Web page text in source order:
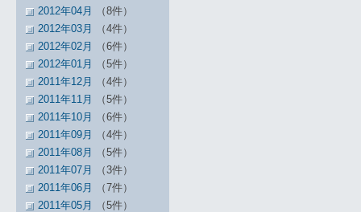
2012年04月
（8件）
2012年03月
（4件）
2012年02月
（6件）
2012年01月
（5件）
2011年12月
（4件）
2011年11月
（5件）
2011年10月
（6件）
2011年09月
（4件）
2011年08月
（5件）
2011年07月
（3件）
2011年06月
（7件）
2011年05月
（5件）